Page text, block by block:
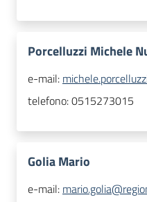
Porcelluzzi Michele
e-mail:
telefono:0515273015
Golia Mario
e-mail: